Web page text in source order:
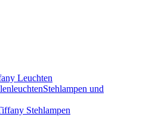
Leuchten
Stehlampen und
Stehlampen